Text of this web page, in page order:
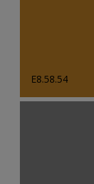
E8.58.54